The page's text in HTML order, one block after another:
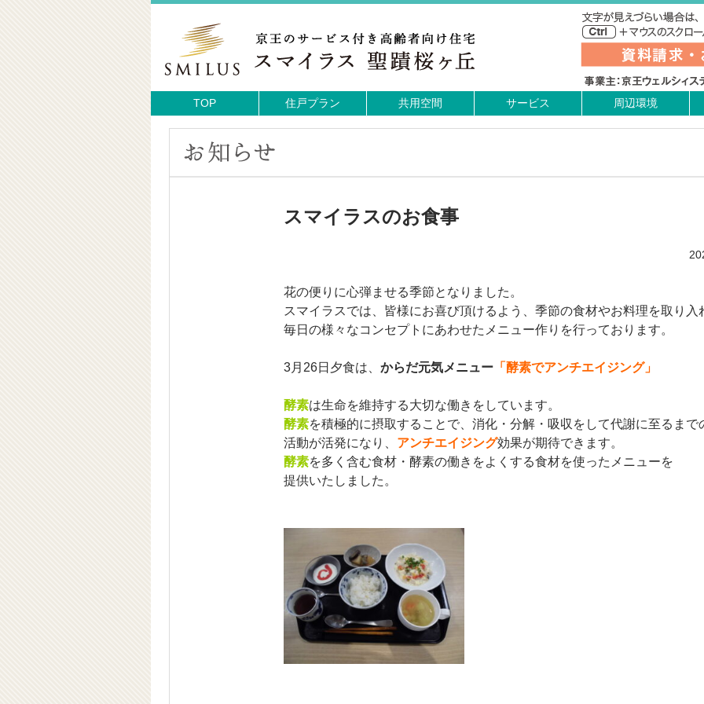
TOP 住戸プラン 共用空間 サービス 周辺環境
スマイラスのお食事
花の便りに心弾ませる季節となりました。
スマイラスでは、皆様にお喜び頂けるよう、季節の食材やお料理を取り入
毎日の様々なコンセプトにあわせたメニュー作りを行っております。
3月26日夕食は、 からだ元気メニュー 「酵素でアンチエイジング」
酵素は生命を維持する大切な働きをしています。
酵素を積極的に摂取することで、消化・分解・吸収をして代謝に至るまで
活動が活発になり、 アンチエイジング効果が期待できます。
酵素を多く含む食材・酵素の働きをよくする食材を使ったメニューを
提供いたしました。